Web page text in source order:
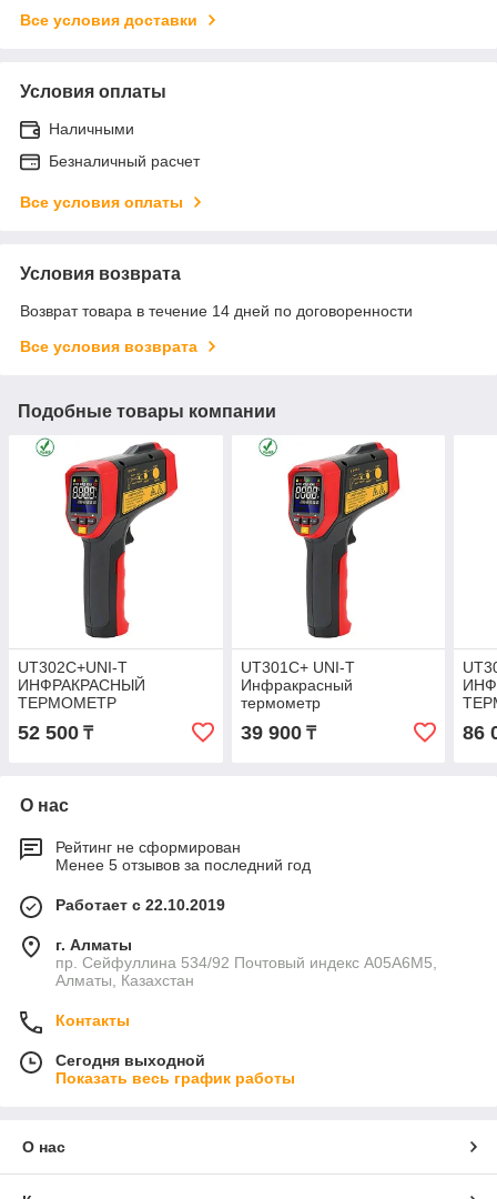
Все условия доставки
Условия оплаты
Наличными
Безналичный расчет
Все условия оплаты
Условия возврата
Возврат товара в течение 14 дней по договоренности
Все условия возврата
Подобные товары компании
UT302C+UNI-T
ИНФРАКРАСНЫЙ
ТЕРМОМЕТР
52 500 ₸
UT301C+ UNI-T
Инфракрасный
термометр
39 900₸ 86
О нас
Рейтинг не сформирован
Менее 5 отзывов за последний год
Работает с 22.10.2019
г. Алматы
пр. Сейфуллина 534/92 Почтовый индекс A05A6M5,
Алматы, Казахстан
Контакты
Сегодня выходной
Показать весь график работы
О нас